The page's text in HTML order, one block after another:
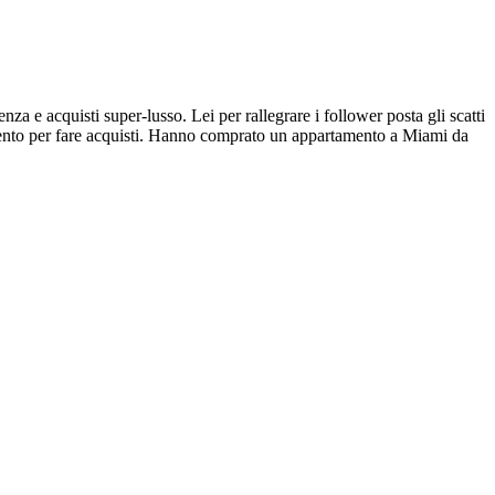
e acquisti super-lusso. Lei per rallegrare i follower posta gli scatti
per fare acquisti. Hanno comprato un appartamento a Miami da